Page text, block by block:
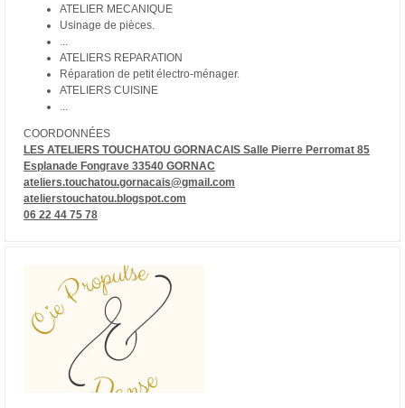
ATELIER MECANIQUE
Usinage de pièces.
...
ATELIERS REPARATION
Réparation de petit électro-ménager.
ATELIERS CUISINE
...
COORDONNÉES
LES ATELIERS TOUCHATOU GORNACAIS Salle Pierre Perromat 85
Esplanade Fongrave 33540 GORNAC
ateliers.touchatou.gornacais@gmail.com
atelierstouchatou.blogspot.com
06 22 44 75 78